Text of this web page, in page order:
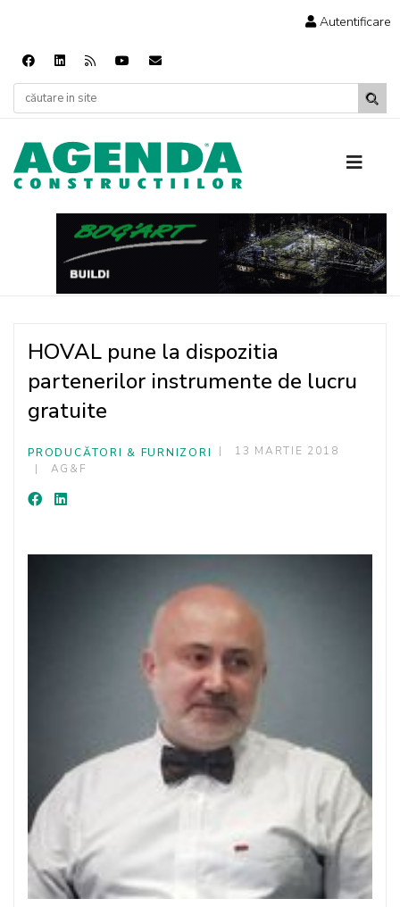
Autentificare
HOVAL pune la dispozitia
partenerilor instrumente de lucru
gratuite
PRODUCĂTORI & FURNIZORI
13 MARTIE 2018
AG&F